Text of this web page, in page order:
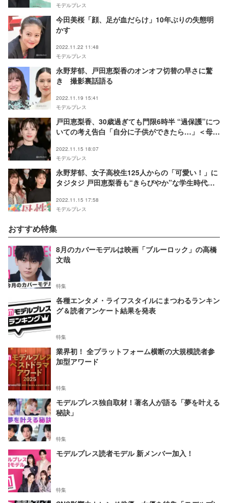
モデルプレス
今田美桜「顔、足が血だらけ」10年ぶりの失態明
かす
2022.11.22 11:48
モデルプレス
永野芽郁、戸田恵梨香のオンオフ切替の早さに驚
き 撮影裏話語る
2022.11.19 15:41
モデルプレス
戸田恵梨香、30歳過ぎても門限6時半 “過保護”につ
いての考え告白「自分に子供ができたら…」＜母性
2022.11.15 18:07
モデルプレス
永野芽郁、女子高校生125人からの「可愛い！」に
タジタジ 戸田恵梨香も“きらびやか”な学生時代明
2022.11.15 17:58
モデルプレス
おすすめ特集
8月のカバーモデルは映画「ブルーロック」の高橋
文哉
特集
各種エンタメ・ライフスタイルにまつわるランキン
グ＆読者アンケート結果を発表
特集
業界初！ 全プラットフォーム横断の大規模読者参
加型アワード
特集
モデルプレス独自取材！著名人が語る「夢を叶える
秘訣」
特集
モデルプレス読者モデル 新メンバー加入！
特集